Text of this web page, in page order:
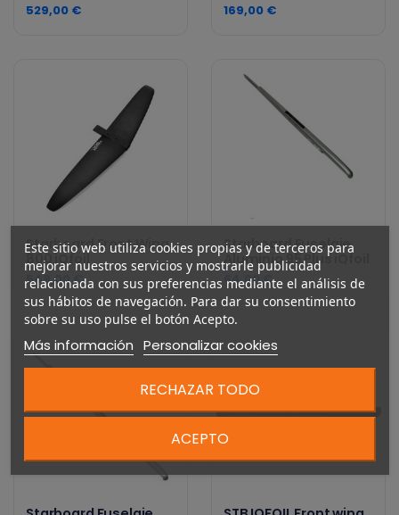
529,00 € 169,00 €
Starboard Front Wing
800 iQfoil
549,00 €
Starboard Fuselaje
Aluminio 95 Plus iQfoil
64,00 €
Este sitio web utiliza cookies propias y de terceros para
mejorar nuestros servicios y mostrarle publicidad
relacionada con sus preferencias mediante el análisis de
sus hábitos de navegación. Para dar su consentimiento
sobre su uso pulse el botón Acepto.
Más información Personalizar cookies
RECHAZAR TODO
ACEPTO